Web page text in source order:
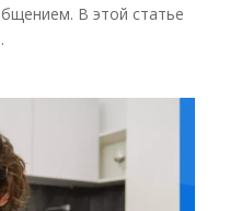
В этой статье